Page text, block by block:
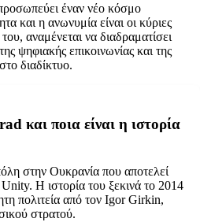
έναν νέο κόσμο
και η ανωνυμία είναι οι κύριες
αναμένεται να διαδραματίσει
ψηφιακής επικοινωνίας και της
διαδίκτυο.
και ποια είναι η ιστορία
στην Ουκρανία που αποτελεί
Η ιστορία του ξεκινά το 2014
πολιτεία από τον Igor Girkin,
στρατού.